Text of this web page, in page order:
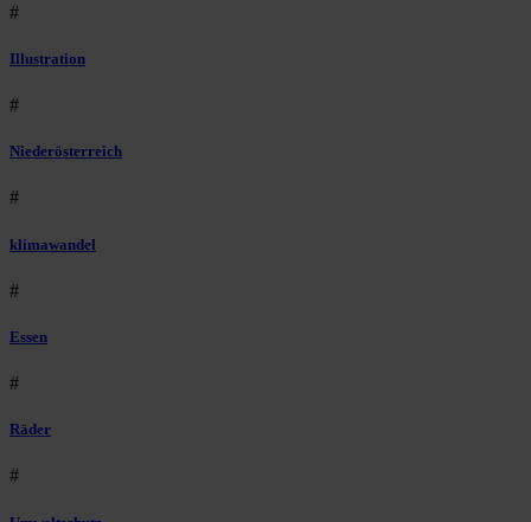
#
Illustration
#
Niederösterreich
#
klimawandel
#
Essen
#
Räder
#